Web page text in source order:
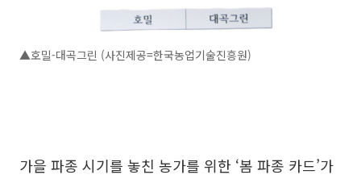
▲호밀-대곡그린 (사진제공=한국농업기술진흥원)
가을 파종 시기를 놓친 농가를 위한 ‘봄 파종 카드’가